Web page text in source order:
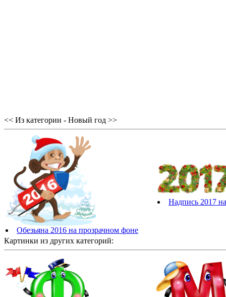
<< Из категории - Новый год >>
Обезьяна 2016 на прозрачном фоне
Надпись 2017
Картинки из других категорий: